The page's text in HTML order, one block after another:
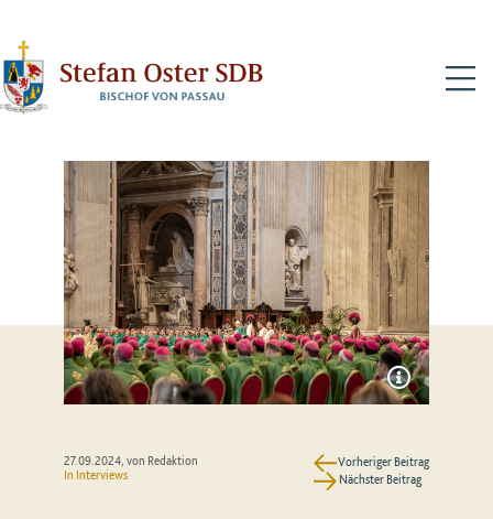
27.09.2024, von Redaktion
In Interviews
Vorheriger Beitrag
Nächster Beitrag